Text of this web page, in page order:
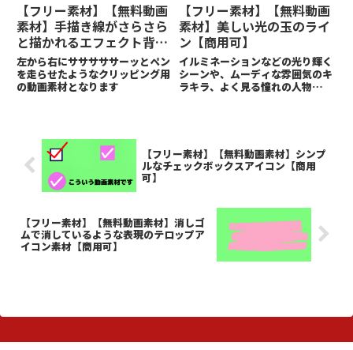
【フリー素材】【無料動画
素材】手描き線がさらさら
と描かれるエフェクト背景
【商用可】
左から右にサササササーッとペン
を走らせたようなクリッピング用
の動画素材となります
【フリー素材】【無料動画
素材】美しい光の玉のライ
ン【商用可】
イルミネーションなどの光り輝く
シーンや、ムーディな雰囲気のキ
ラキラ、よく見る憧れの人物の登
【フリー素材】【無料動画素材】シンプ
ルなチェックボックスアイコン【商用
可】
【フリー素材】【無料動画素材】消しゴ
ムで消しているような表現のテロップア
イコン素材【商用可】